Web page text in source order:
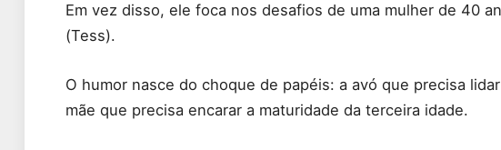
Em vez disso, ele foca nos desafios de uma mulher de 40
(Tess).
O humor nasce do choque de papéis: a avó que precisa
mãe que precisa encarar a maturidade da terceira idade.